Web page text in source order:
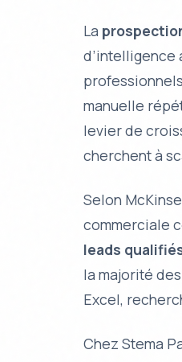
La
manuelle
levier de
cherchent à
Selon
commerciale
leads
la majorité
Excel,
Chez Stema